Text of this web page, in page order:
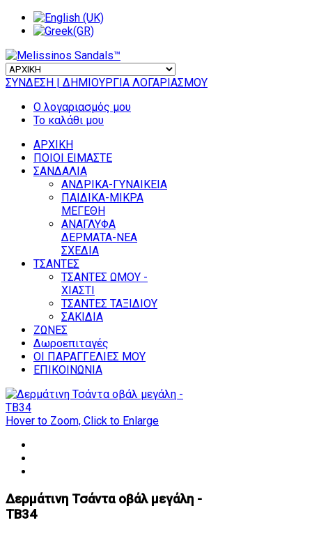
ΣΥΝΔΕΣΗ | ΔΗΜΙΟΥΡΓΙΑ ΛΟΓΑΡΙΑΣΜΟΥ
Ο λογαριασμός μου
Το καλάθι μου
ΑΡΧΙΚΗ
ΠΟΙΟΙ ΕΙΜΑΣΤΕ
ΣΑΝΔΑΛΙΑ
ΑΝΔΡΙΚΑ-ΓΥΝΑΙΚΕΙΑ
ΠΑΙΔΙΚΑ-ΜΙΚΡΑ
ΜΕΓΕΘΗ
ΑΝΑΓΛΥΦΑ
ΔΕΡΜΑΤΑ-ΝΕΑ
ΣΧΕΔΙΑ
ΤΣΑΝΤΕΣ
ΤΣΑΝΤΕΣ ΩΜΟΥ -
ΧΙΑΣΤΙ
ΤΣΑΝΤΕΣ ΤΑΞΙΔΙΟΥ
ΣΑΚΙΔΙΑ
ΖΩΝΕΣ
Δωροεπιταγές
ΟΙ ΠΑΡΑΓΓΕΛΙΕΣ ΜΟΥ
ΕΠΙΚΟΙΝΩΝΙΑ
Hover to Zoom, Click to Enlarge
Δερμάτινη Τσάντα οβάλ μεγάλη -
TB34